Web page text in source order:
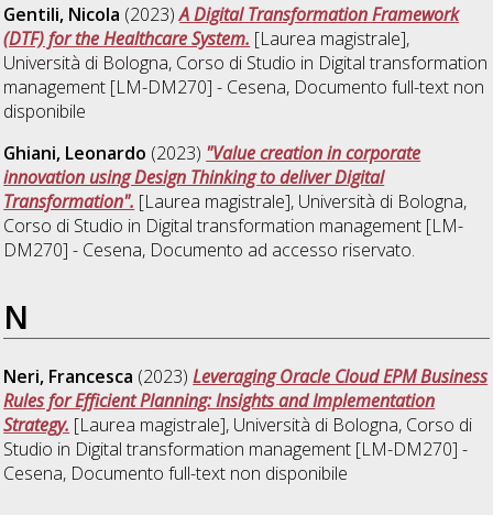
Gentili, Nicola (2023)A Digital Transformation Framework
(DTF) for the Healthcare System. [Laurea magistrale],
Università di Bologna, Corso di Studio in Digital transformation
management [LM-DM270] - Cesena, Documento full-text non
disponibile
Ghiani, Leonardo (2023) "Value creation in corporate
innovation using Design Thinking to deliver Digital
Transformation". [Laurea magistrale], Università di Bologna,
Corso di Studio in Digital transformation management [LM-
DM270] - Cesena, Documento ad accesso riservato.
N
Neri, Francesca (2023)Leveraging Oracle Cloud EPM Business
Rules for Efficient Planning: Insights and Implementation
Strategy. [Laurea magistrale], Università di Bologna, Corso di
Studio in Digital transformation management [LM-DM270] -
Cesena, Documento full-text non disponibile